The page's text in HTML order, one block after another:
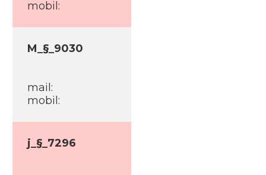
mobil:
M_§_9030
mail:
mobil:
j_§_7296